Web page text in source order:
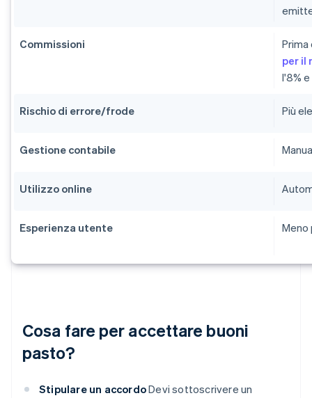
Commissioni
per il
l'8% e
Rischio di errore/frode Più
Gestione contabile
Utilizzo online
Esperienza utente Meno
Cosa fare per accettare buoni
pasto?
Stipulare un accordoDevi sottoscrivere un